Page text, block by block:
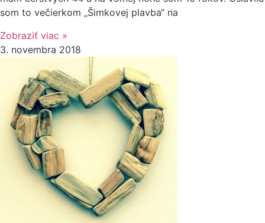
som to večierkom „Šimkovej plavba“ na
Zobraziť viac »
3. novembra 2018